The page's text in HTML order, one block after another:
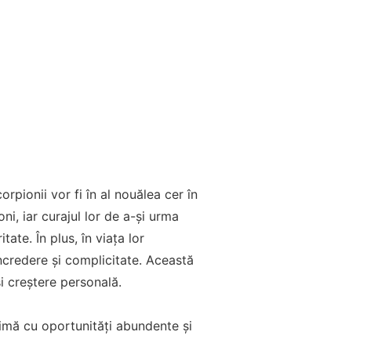
vor fi în al nouălea cer în
iar curajul lor de a-și urma
În plus, în viața lor
și complicitate. Această
creștere personală.
cu oportunități abundente și